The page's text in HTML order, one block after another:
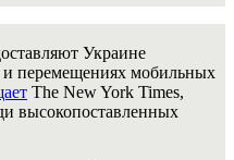
Украине
перемещениях мобильных
The New York Times,
высокопоставленных